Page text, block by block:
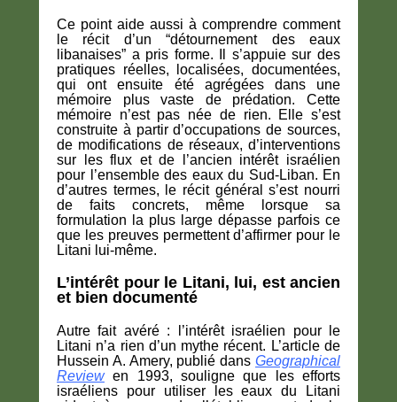
Ce point aide aussi à comprendre comment
le récit d’un “détournement des eaux
libanaises” a pris forme. Il s’appuie sur des
pratiques réelles, localisées, documentées,
qui ont ensuite été agrégées dans une
mémoire plus vaste de prédation. Cette
mémoire n’est pas née de rien. Elle s’est
construite à partir d’occupations de sources,
de modifications de réseaux, d’interventions
sur les flux et de l’ancien intérêt israélien
pour l’ensemble des eaux du Sud-Liban. En
d’autres termes, le récit général s’est nourri
de faits concrets, même lorsque sa
formulation la plus large dépasse parfois ce
que les preuves permettent d’affirmer pour le
Litani lui-même.
L’intérêt pour le Litani, lui, est ancien
et bien documenté
Autre fait avéré : l’intérêt israélien pour le
Litani n’a rien d’un mythe récent. L’article de
Hussein A. Amery, publié dans Geographical
Reviewen 1993, souligne que les efforts
israéliens pour utiliser les eaux du Litani